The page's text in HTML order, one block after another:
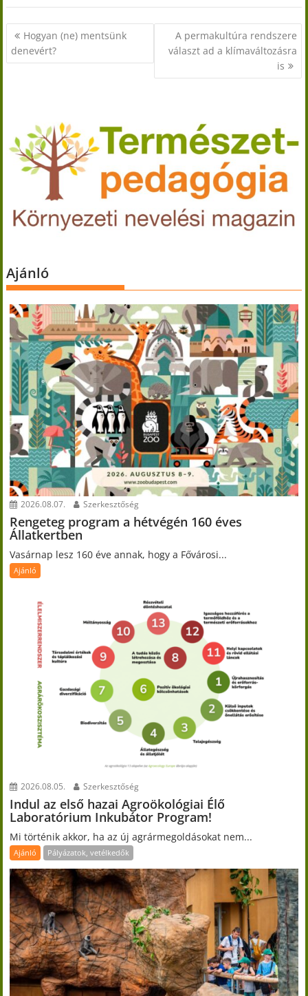
Bejegyzés
navigáció
Hogyan (ne) mentsünk
denevért?
A permakultúra rendszere
választ ad a klímaváltozásra
is
Ajánló
2026.08.07. Szerkesztőség
Rengeteg program a hétvégén 160 éves
Állatkertben
Vasárnap lesz 160 éve annak, hogy a Fővárosi...
Ajánló
2026.08.05. Szerkesztőség
Indul az első hazai Agroökológiai Élő
Laboratórium Inkubátor Program!
Mi történik akkor, ha az új agrármegoldásokat nem...
Ajánló Pályázatok, vetélkedők